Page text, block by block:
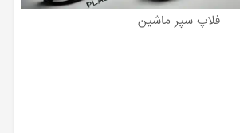
فلاپ سپر ماشین